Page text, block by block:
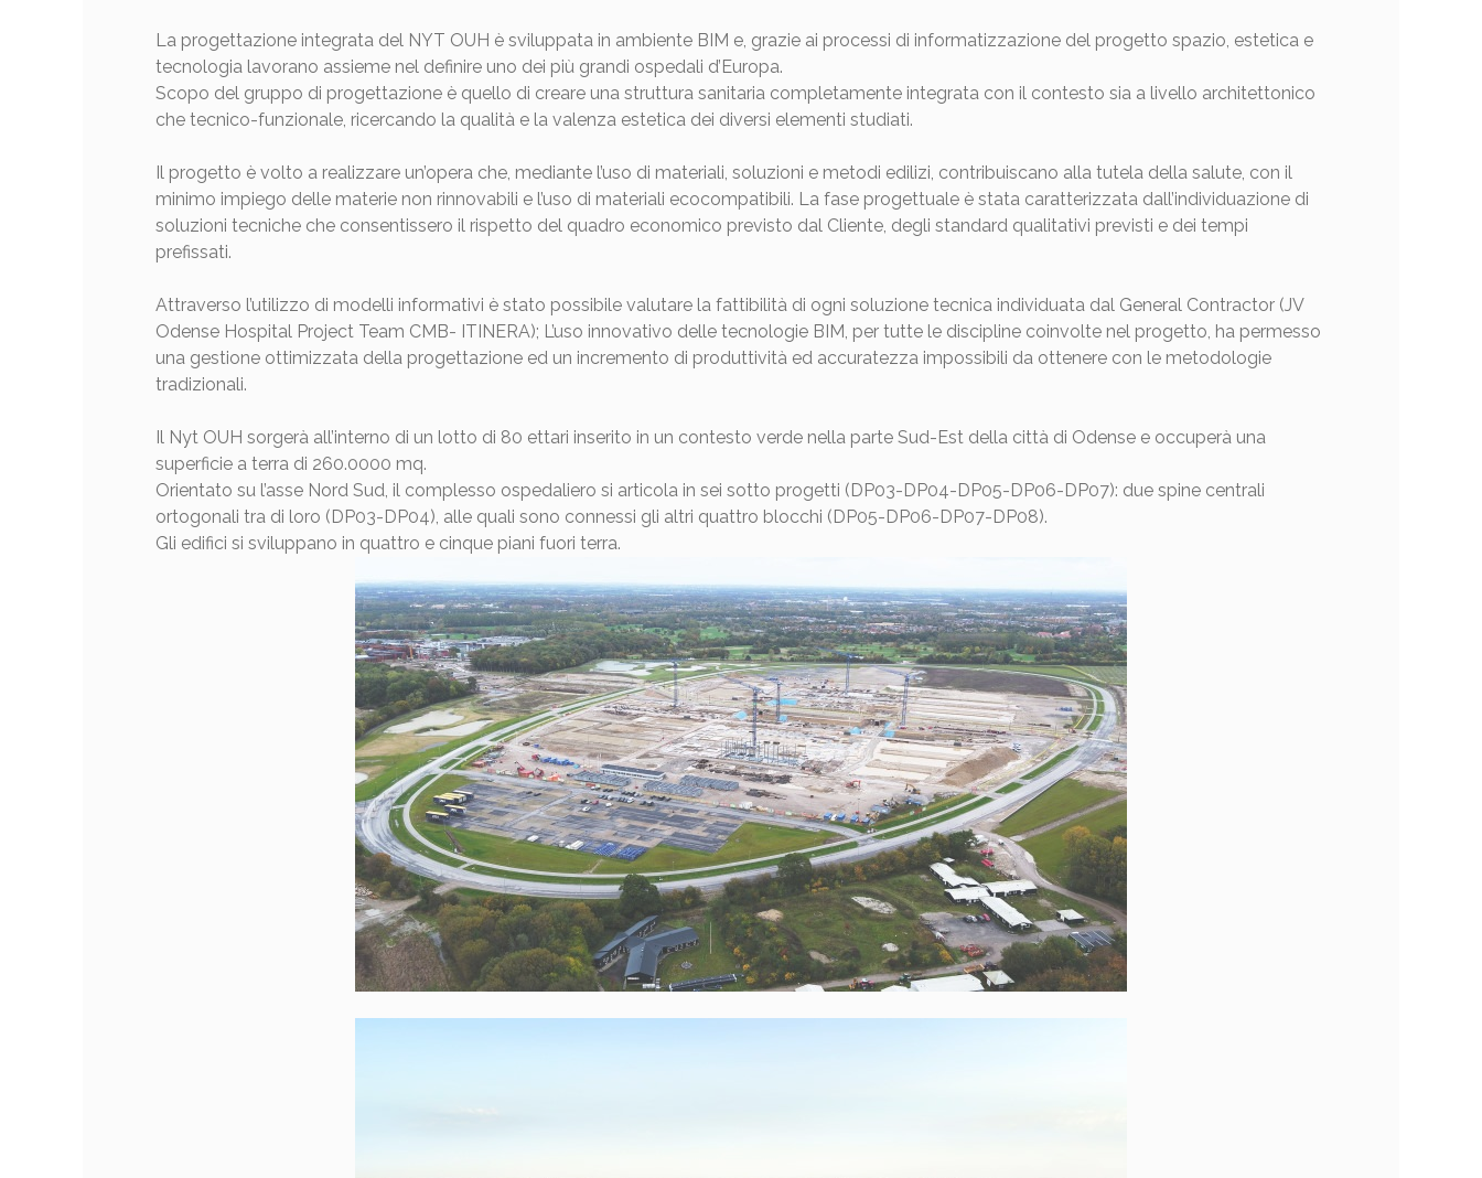
La progettazione integrata del NYT OUH è sviluppata in ambiente BIM e, grazie ai processi di informatizzazione del progetto spazio, estetica e
tecnologia lavorano assieme nel definire uno dei più grandi ospedali d’Europa.
Scopo del gruppo di progettazione è quello di creare una struttura sanitaria completamente integrata con il contesto sia a livello architettonico
che tecnico-funzionale, ricercando la qualità e la valenza estetica dei diversi elementi studiati.
Il progetto è volto a realizzare un’opera che, mediante l’uso di materiali, soluzioni e metodi edilizi, contribuiscano alla tutela della salute, con il
minimo impiego delle materie non rinnovabili e l’uso di materiali ecocompatibili. La fase progettuale è stata caratterizzata dall’individuazione di
soluzioni tecniche che consentissero il rispetto del quadro economico previsto dal Cliente, degli standard qualitativi previsti e dei tempi
prefissati.
Attraverso l’utilizzo di modelli informativi è stato possibile valutare la fattibilità di ogni soluzione tecnica individuata dal General Contractor (JV
Odense Hospital Project Team CMB- ITINERA); L’uso innovativo delle tecnologie BIM, per tutte le discipline coinvolte nel progetto, ha permesso
una gestione ottimizzata della progettazione ed un incremento di produttività ed accuratezza impossibili da ottenere con le metodologie
tradizionali.
Il Nyt OUH sorgerà all’interno di un lotto di 80 ettari inserito in un contesto verde nella parte Sud-Est della città di Odense e occuperà una
superficie a terra di 260.0000 mq.
Orientato su l’asse Nord Sud, il complesso ospedaliero si articola in sei sotto progetti (DP03-DP04-DP05-DP06-DP07): due spine centrali
ortogonali tra di loro (DP03-DP04), alle quali sono connessi gli altri quattro blocchi (DP05-DP06-DP07-DP08).
Gli edifici si sviluppano in quattro e cinque piani fuori terra.